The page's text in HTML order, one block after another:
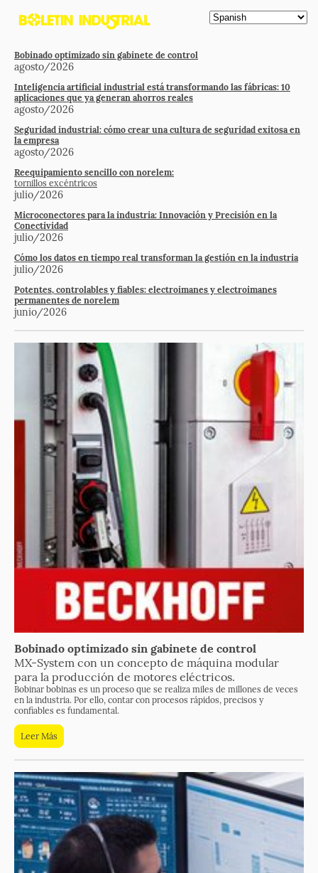
Bobinado optimizado sin gabinete de control
agosto/2026
Inteligencia artificial industrial está transformando las fábricas: 10
aplicaciones que ya generan ahorros reales
agosto/2026
Seguridad industrial: cómo crear una cultura de seguridad exitosa en
la empresa
agosto/2026
Reequipamiento sencillo con norelem:
tornillos excéntricos
julio/2026
Cómo los datos en tiempo real transforman la gestión en la industria
julio/2026
Microconectores para la industria: Innovación y Precisión en la
Conectividad
julio/2026
Potentes, controlables y fiables: electroimanes y electroimanes
permanentes de norelem
junio/2026
Bobinado optimizado sin gabinete de control
MX-System con un concepto de máquina modular
para la producción de motores eléctricos.
Bobinar bobinas es un proceso que se realiza miles de millones de veces
en la industria. Por ello, contar con procesos rápidos, precisos y
confiables es fundamental.
Leer Más